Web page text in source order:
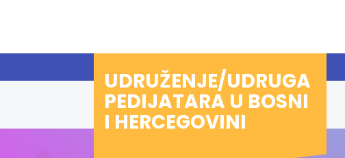
UDRUŽENJE/UDRUGA
PEDIJATARA U BOSNI
I HERCEGOVINI